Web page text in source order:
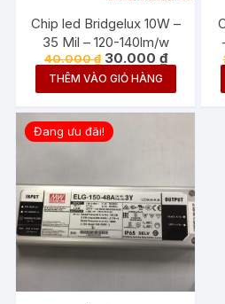
Chip led Bridgelux 10W –
35 Mil – 120-140lm/w
40.000₫ Giá
gốc
là:
40.000 ₫.
30.000 ₫Giá
hiện
là:
30.000 ₫.
THÊM VÀO GIỎ HÀNG
Đang ưu đãi!